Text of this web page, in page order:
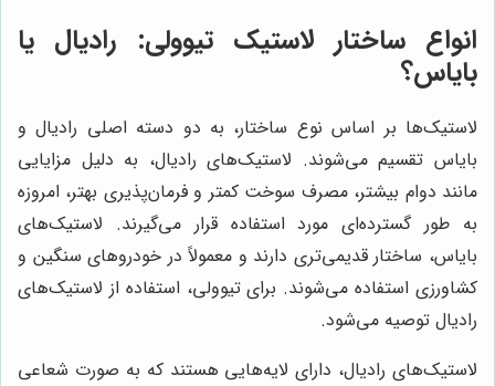
انواع ساختار لاستیک تیوولی: رادیال یا
بایاس؟
لاستیک‌ها بر اساس نوع ساختار، به دو دسته اصلی رادیال و
بایاس تقسیم می‌شوند. لاستیک‌های رادیال، به دلیل مزایایی
مانند دوام بیشتر، مصرف سوخت کمتر و فرمان‌پذیری بهتر، امروزه
به طور گسترده‌ای مورد استفاده قرار می‌گیرند. لاستیک‌های
بایاس، ساختار قدیمی‌تری دارند و معمولاً در خودروهای سنگین و
کشاورزی استفاده می‌شوند. برای تیوولی، استفاده از لاستیک‌های
رادیال توصیه می‌شود.
لاستیک‌های رادیال، دارای لایه‌هایی هستند که به صورت شعاعی